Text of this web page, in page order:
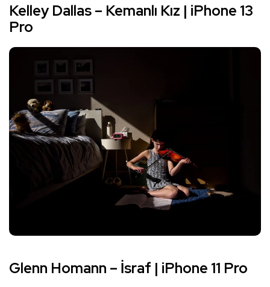
Kelley Dallas – Kemanlı Kız | iPhone 13
Pro
Glenn Homann – İsraf | iPhone 11 Pro